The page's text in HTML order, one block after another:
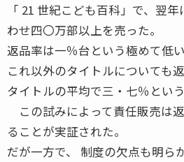
「 21 世紀こども百科」で、翌
わせ四〇万部以上を売った。
返品率は一％台という極めて低
これ以外のタイトルについても
タイトルの平均で三・七％とい
この試みによって責任販売は
ることが実証された。
だが一方で、 制度の欠点も明ら